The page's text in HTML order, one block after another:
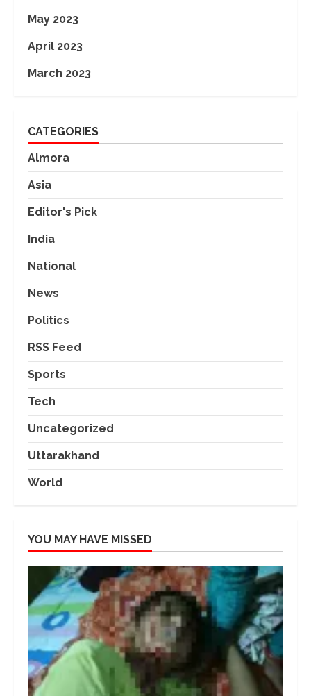
May 2023
April 2023
March 2023
CATEGORIES
Almora
Asia
Editor's Pick
India
National
News
Politics
RSS Feed
Sports
Tech
Uncategorized
Uttarakhand
World
YOU MAY HAVE MISSED